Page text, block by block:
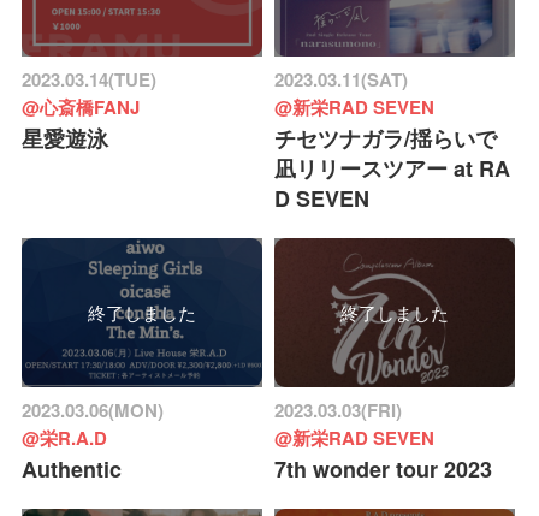
2023.03.14(TUE)
@心斎橋FANJ
星愛遊泳
2023.03.11(SAT)
@新栄RAD SEVEN
チセツナガラ/揺らいで
凪リリースツアー at RA
D SEVEN
終了しました
2023.03.06(MON)
@栄R.A.D
Authentic
終了しました
2023.03.03(FRI)
@新栄RAD SEVEN
7th wonder tour 2023